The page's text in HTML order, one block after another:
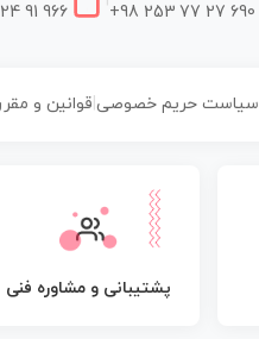
+98 253 77 27 690
91 966
سیاست حریم خصوصی| قوانین و
پشتیبانی و مشاوره فنی